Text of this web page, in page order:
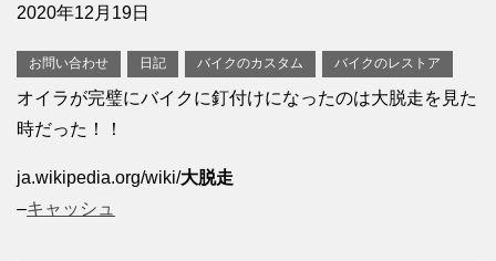
2020年12月19日
お問い合わせ 日記 バイクのカスタム バイクのレストア
オイラが完璧にバイクに釘付けになったのは大脱走を見た
時だった！！
ja.wikipedia.org/wiki/大脱走
–キャッシュ